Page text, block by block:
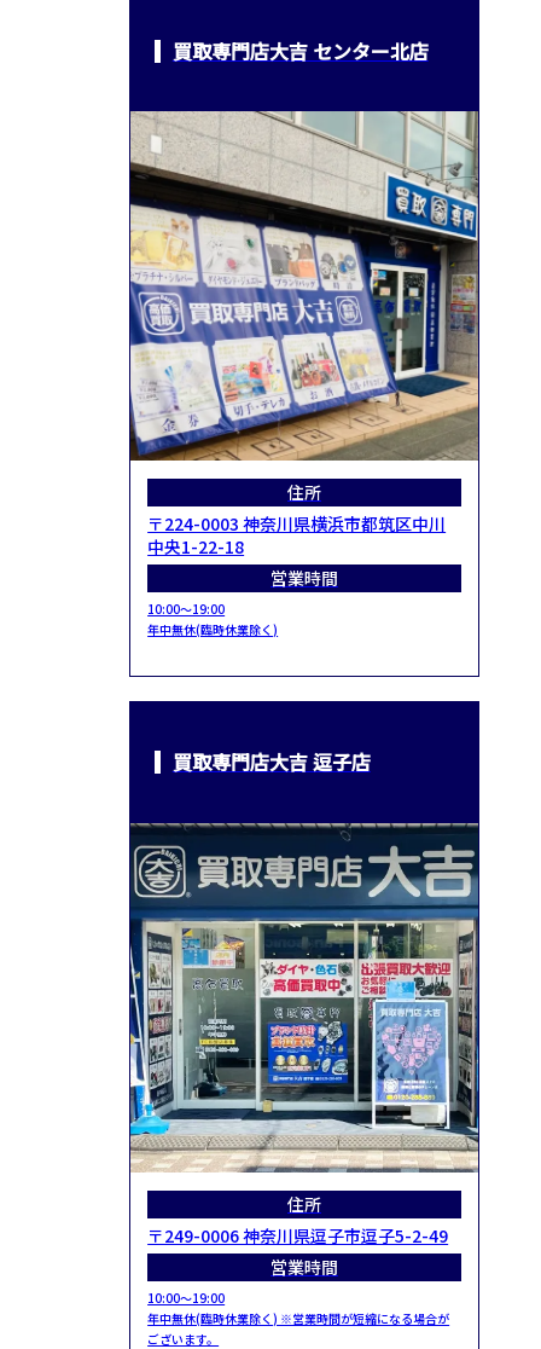
買取専門店大吉 センター北店
住所
〒224-0003 神奈川県横浜市都筑区中川
中央1-22-18
営業時間
10:00～19:00
年中無休(臨時休業除く)
買取専門店大吉 逗子店
住所
〒249-0006 神奈川県逗子市逗子5-2-49
営業時間
10:00～19:00
年中無休(臨時休業除く) ※営業時間が短縮になる場合が
ございます。